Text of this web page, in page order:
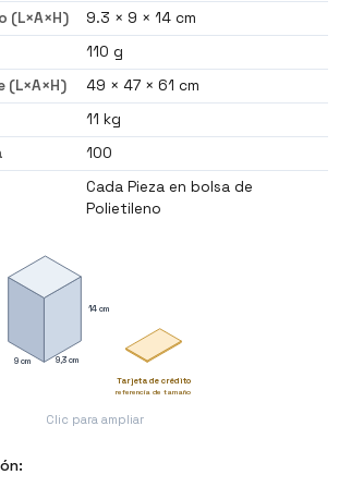
(L×A×H)
9.3 × 9 × 14 cm
110 g
(L×A×H)
49 × 47 × 61 cm
11 kg
100
Cada Pieza en bolsa de
Polietileno
9,3 cm
9 cm
14 cm
Tarjeta de crédito
referencia de tamaño
Clic para ampliar